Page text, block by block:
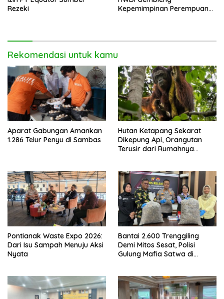
Rezeki
Kepemimpinan Perempuan
Rekomendasi untuk kamu
Aparat Gabungan Amankan
1.286 Telur Penyu di Sambas
Hutan Ketapang Sekarat
Dikepung Api, Orangutan
Terusir dari Rumahnya
Pontianak Waste Expo 2026:
Dari Isu Sampah Menuju Aksi
Nyata
Bantai 2.600 Trenggiling
Demi Mitos Sesat, Polisi
Gulung Mafia Satwa di